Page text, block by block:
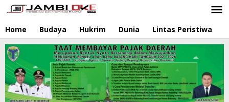
Lewati
ke
konten
Home Budaya Hukrim Dunia Lintas Peristiwa